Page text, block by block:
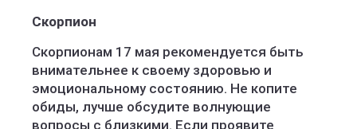
Скорпион
Скорпионам 17 мая рекомендуется быть
внимательнее к своему здоровью и
эмоциональному состоянию. Не копите
обиды, лучше обсудите волнующие
вопросы с близкими. Если проявите